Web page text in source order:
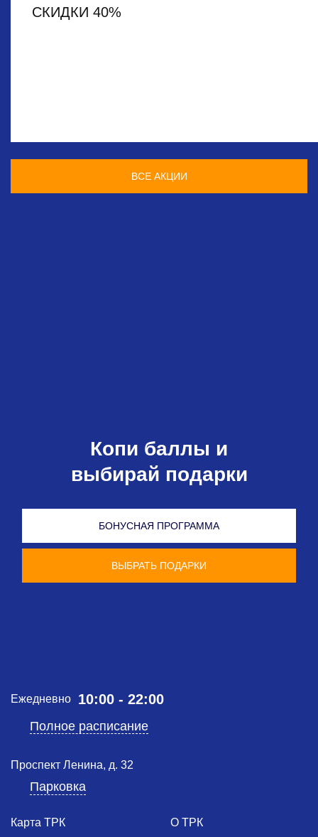
СКИДКИ 40%
ВСЕ АКЦИИ
Копи баллы и
выбирай подарки
БОНУСНАЯ ПРОГРАММА
ВЫБРАТЬ ПОДАРКИ
Ежедневно 10:00 - 22:00
Полное расписание
Проспект Ленина, д. 32
Парковка
Карта ТРК О ТРК